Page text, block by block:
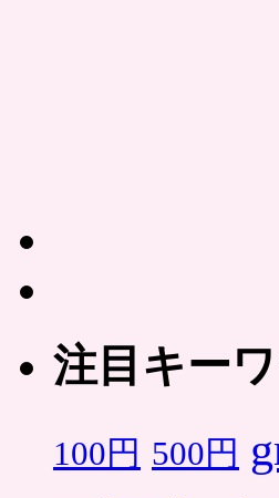
注目キー
100円 500円